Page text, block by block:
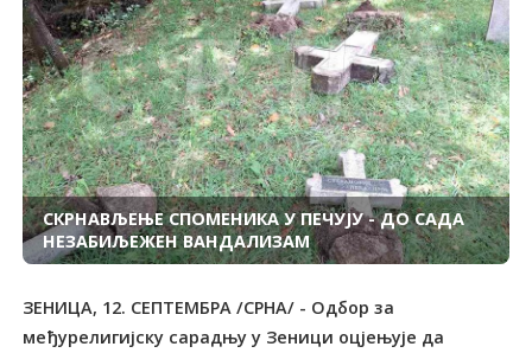
СКРНАВЉЕЊЕ СПОМЕНИКА У ПЕЧУЈУ - ДО САДА
НЕЗАБИЉЕЖЕН ВАНДАЛИЗАМ
ЗЕНИЦА, 12. СЕПТЕМБРА /СРНА/ - Одбор за
међурелигијску сарадњу у Зеници оцјењује да